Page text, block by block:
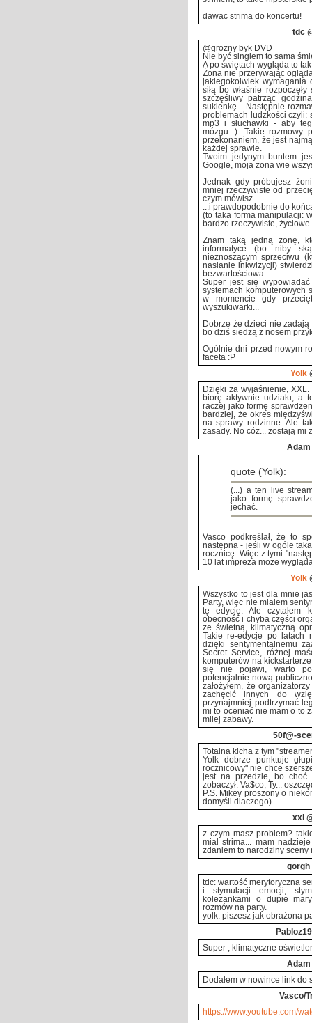
dawac strima do koncertu!
tdc
@grozny byk DVD
Nie być singlem to sama
A po świętach wygląda to
Żona nie przerywając
jakiegokolwiek wymagania
siłą bo właśnie
szczęśliwy patrząc
sukienkę... Następnie
problemach ludzkości czyli:
mp3 i słuchawki - aby
mózgu...). Takie rozmowy
przekonaniem, że jest
każdej sprawie.
Twoim jedynym buntem
Google, moja żona wie
Jednak gdy próbujesz
mniej rzeczywiste od
czym mówisz...
...i prawdopodobnie do
(to taka forma manipulacji:
bardzo rzeczywiste, życiowe
Znam taką jedną żonę,
informatyce (bo niby
nieznoszącym sprzeciwu
nasłanie inkwizycji)
bezwartościowa...
Super jest się
systemach komputerowych
w momencie gdy
wyszukiwarki...
Dobrze że dzieci nie
bo dziś siedzą z nosem
Ogólnie dni przed nowym
faceta :P
Yolk
Dzięki za wyjaśnienie, XXL.
biorę aktywnie udziału, a
raczej jako formę
bardziej, że okres
na sprawy rodzinne. Ale
zasady. No cóż... zostają mi
Adam
quote (Yolk):
(...) a ten live
jako formę
jechać.
Vasco podkreślał, że to
następna - jeśli w ogóle
rocznicę. Więc z tymi
10 lat impreza może
Yolk
Wszystko to jest dla mnie
Party, więc nie miałem
tę edycję. Ale czytałem
obecność i chyba części
ze świetną, klimatyczną
Takie re-edycje po latach
dzięki sentymentalnemu
Secret Service, różnej
komputerów na
się nie pojawi, warto
potencjalnie nową
założyłem, że
zachęcić innych do
przynajmniej podtrzymać
mi to oceniać nie mam o to
miłej zabawy.
50f@-
Totalna kicha z tym
Yolk dobrze punktuje
rocznicowy" nie chce
jest na przedzie, bo choć
zobaczył. Va$co, Ty...
P.S. Mikey proszony o
domyśli dlaczego)
xxl
z czym masz problem?
mial strima... mam
zdaniem to narodziny sceny
gorgh
tdc: wartość merytoryczna
i stymulacji emocji,
koleżankami o dupie
rozmów na party.
yolk: piszesz jak obrażona
Super , klimatyczne
Adam
Dodałem w nowince link do
Vasco/
https://www.youtube.com/